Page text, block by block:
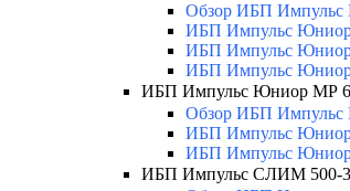
Обзор ИБП
ИБП Импульс
ИБП Импульс
ИБП Импульс
ИБП Импульс Юниор МР
Обзор ИБП
ИБП Импульс
ИБП Импульс
ИБП Импульс СЛИМ 500-